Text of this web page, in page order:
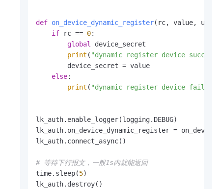
def on_device_dynamic_register( rc, value,
if rc == 0:
global device_secret
print ( "dynamic register device
        device_secret = value
else:
print ( "dynamic register device
lk_auth.enable_logger(logging.DEBUG)
lk_auth.on_device_dynamic_register =
lk_auth.connect_async()
# 等待下行报文，一般1s内就能返回
time.sleep(5)
lk_auth.destroy()